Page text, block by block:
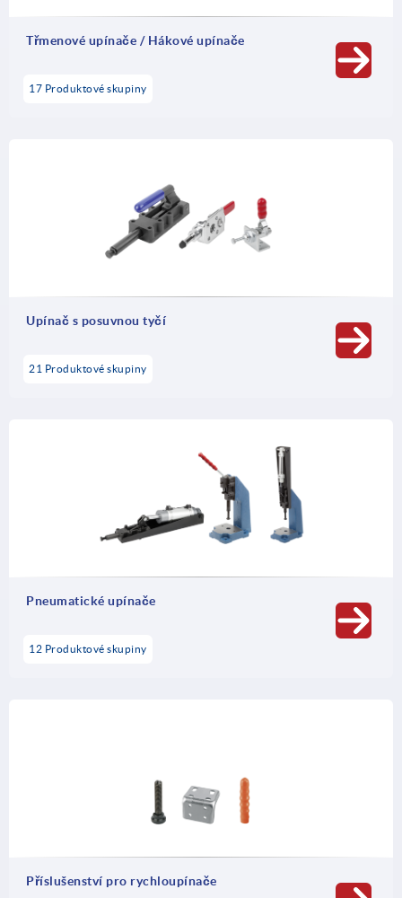
Třmenové upínače / Hákové upínače
17 Produktové skupiny
Upínač s posuvnou tyčí
21 Produktové skupiny
Pneumatické upínače
12 Produktové skupiny
Příslušenství pro rychloupínače